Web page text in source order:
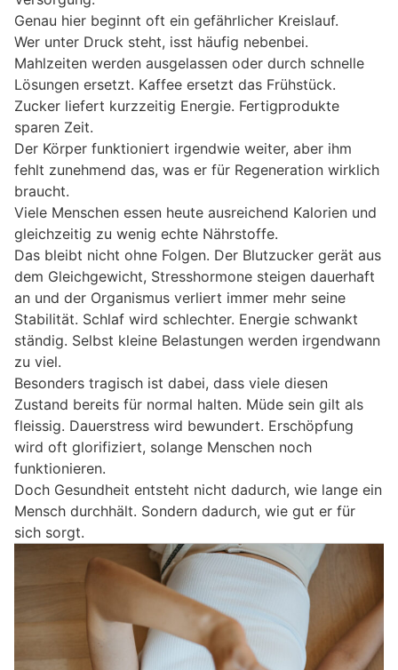
Genau hier beginnt oft ein gefährlicher Kreislauf.
Wer unter Druck steht, isst häufig nebenbei.
Mahlzeiten werden ausgelassen oder durch schnelle
Lösungen ersetzt. Kaffee ersetzt das Frühstück.
Zucker liefert kurzzeitig Energie. Fertigprodukte
sparen Zeit.
Der Körper funktioniert irgendwie weiter, aber ihm
fehlt zunehmend das, was er für Regeneration wirklich
braucht.
Viele Menschen essen heute ausreichend Kalorien und
gleichzeitig zu wenig echte Nährstoffe.
Das bleibt nicht ohne Folgen. Der Blutzucker gerät aus
dem Gleichgewicht, Stresshormone steigen dauerhaft
an und der Organismus verliert immer mehr seine
Stabilität. Schlaf wird schlechter. Energie schwankt
ständig. Selbst kleine Belastungen werden irgendwann
zu viel.
Besonders tragisch ist dabei, dass viele diesen
Zustand bereits für normal halten. Müde sein gilt als
fleissig. Dauerstress wird bewundert. Erschöpfung
wird oft glorifiziert, solange Menschen noch
funktionieren.
Doch Gesundheit entsteht nicht dadurch, wie lange ein
Mensch durchhält. Sondern dadurch, wie gut er für
sich sorgt.